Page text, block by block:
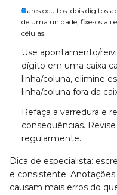
Pares ocultos: dois dígitos
de uma unidade; fixe-os ali
células.
Use apontamento/
dígito em uma caixa
linha/coluna, elimine
linha/coluna fora da
Refaça a varredura e
consequências.
regularmente.
Dica de especialista:
e consistente. Anotações
causam mais erros do